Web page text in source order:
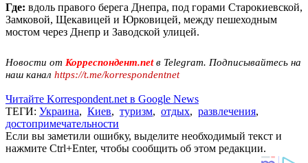
Где: вдоль правого берега Днепра, под горами Старокиевской,
Замковой, Щекавицей и Юрковицей, между пешеходным
мостом через Днепр и Заводской улицей.
Новости от Корреспондент.netв Telegram. Подписывайтесь на
наш канал https://t.me/korrespondentnet
Читайте Korrespondent.net в Google News
ТЕГИ: Украина, Киев, туризм, отдых, развлечения,
достопримечательности
Если вы заметили ошибку, выделите необходимый текст и
нажмите Ctrl+Enter, чтобы сообщить об этом редакции.